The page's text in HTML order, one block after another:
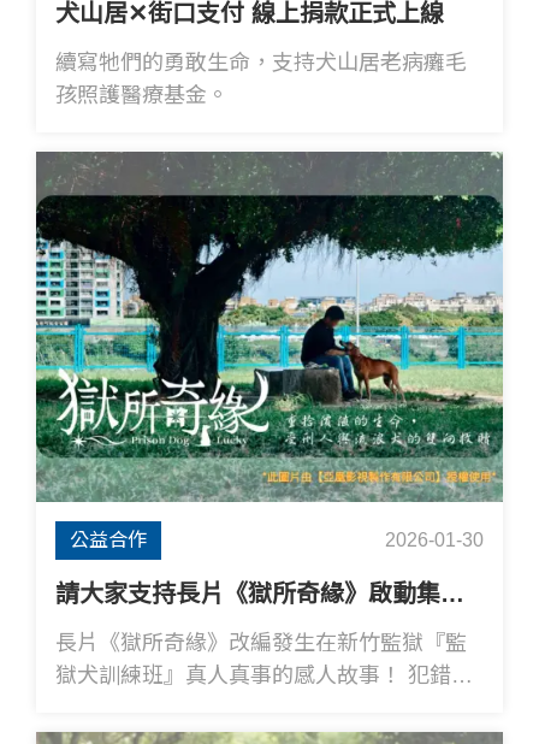
犬山居✕街口支付 線上捐款正式上線
續寫牠們的勇敢生命，支持犬山居老病癱毛
孩照護醫療基金。
公益合作 2026-01-30
請大家支持長片《獄所奇緣》啟動集資計畫；集資達標後將部分資金回饋與犬山居共好未來
長片《獄所奇緣》改編發生在新竹監獄『監
獄犬訓練班』真人真事的感人故事！ 犯錯的